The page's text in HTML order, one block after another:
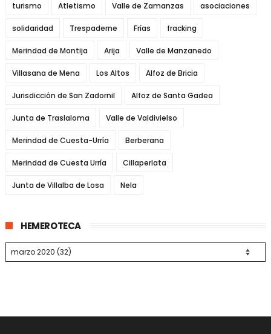
turismo Atletismo Valle de Zamanzas asociaciones
solidaridad Trespaderne Frías fracking
Merindad de Montija Arija Valle de Manzanedo
Villasana de Mena Los Altos Alfoz de Bricia
Jurisdicción de San Zadornil Alfoz de Santa Gadea
Junta de Traslaloma Valle de Valdivielso
Merindad de Cuesta-Urría Berberana
Merindad de Cuesta Urría Cillaperlata
Junta de Villalba de Losa Nela
HEMEROTECA